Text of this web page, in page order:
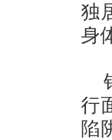
独
身
行
陷